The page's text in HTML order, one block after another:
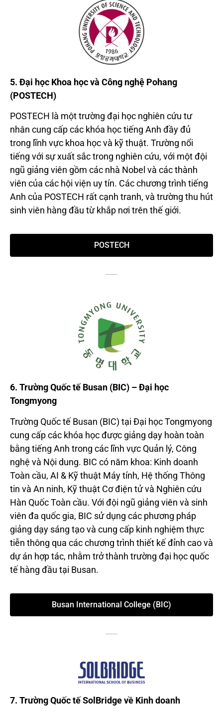
5. Đại học Khoa học và Công nghệ Pohang
(POSTECH)
POSTECH là một trường đại học nghiên cứu tư
nhân cung cấp các khóa học tiếng Anh đầy đủ
trong lĩnh vực khoa học và kỹ thuật. Trường nổi
tiếng với sự xuất sắc trong nghiên cứu, với một đội
ngũ giảng viên gồm các nhà Nobel và các thành
viên của các hội viện uy tín. Các chương trình tiếng
Anh của POSTECH rất cạnh tranh, và trường thu hút
sinh viên hàng đầu từ khắp nơi trên thế giới.
POSTECH
6. Trường Quốc tế Busan (BIC) – Đại học
Tongmyong
Trường Quốc tế Busan (BIC) tại Đại học Tongmyong
cung cấp các khóa học được giảng dạy hoàn toàn
bằng tiếng Anh trong các lĩnh vực Quản lý, Công
nghệ và Nội dung. BIC có năm khoa: Kinh doanh
Toàn cầu, AI & Kỹ thuật Máy tính, Hệ thống Thông
tin và An ninh, Kỹ thuật Cơ điện tử và Nghiên cứu
Hàn Quốc Toàn cầu. Với đội ngũ giảng viên và sinh
viên đa quốc gia, BIC sử dụng các phương pháp
giảng dạy sáng tạo và cung cấp kinh nghiệm thực
tiễn thông qua các chương trình thiết kế đỉnh cao và
dự án hợp tác, nhằm trở thành trường đại học quốc
tế hàng đầu tại Busan.
Busan International College (BIC)
7. Trường Quốc tế SolBridge về Kinh doanh